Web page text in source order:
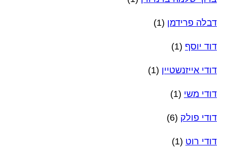
דבלה פרידמן (1)
דוד יוסף (1)
דודי אייזנשטיין (1)
דודי משי (1)
דודי פולק (6)
דודי רוט (1)